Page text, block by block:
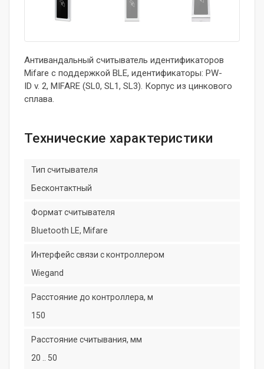
Антивандальный считыватель идентификаторов
Mifare с поддержкой BLE, идентификаторы: PW-
ID v. 2, MIFARE (SL0, SL1, SL3). Корпус из цинкового
сплава.
Технические характеристики
Тип считывателя
Бесконтактный
Формат считывателя
Bluetooth LE, Mifare
Интерфейс связи с контроллером
Wiegand
Расстояние до контроллера, м
150
Расстояние считывания, мм
20 .. 50